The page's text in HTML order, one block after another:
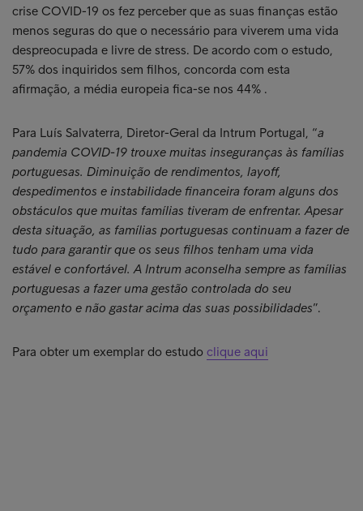
crise COVID-19 os fez perceber que as suas finanças estão
menos seguras do que o necessário para viverem uma vida
despreocupada e livre de stress. De acordo com o estudo,
57% dos inquiridos sem filhos, concorda com esta
afirmação, a média europeia fica-se nos 44% .
Para Luís Salvaterra, Diretor-Geral da Intrum Portugal, “a
pandemia COVID-19 trouxe muitas inseguranças às famílias
portuguesas. Diminuição de rendimentos, layoff,
despedimentos e instabilidade financeira foram alguns dos
obstáculos que muitas famílias tiveram de enfrentar. Apesar
desta situação, as famílias portuguesas continuam a fazer de
tudo para garantir que os seus filhos tenham uma vida
estável e confortável. A Intrum aconselha sempre as famílias
portuguesas a fazer uma gestão controlada do seu
orçamento e não gastar acima das suas possibilidades”.
Para obter um exemplar do estudo clique aqui